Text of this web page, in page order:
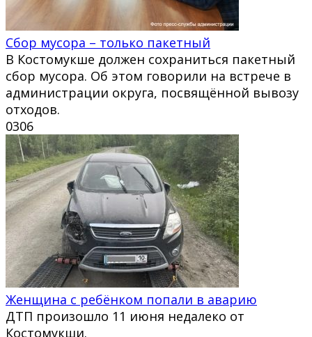
Сбор мусора – только пакетный
В Костомукше должен сохраниться пакетный
сбор мусора. Об этом говорили на встрече в
администрации округа, посвящённой вывозу
отходов.
0306
Женщина с ребёнком попали в аварию
ДТП произошло 11 июня недалеко от
Костомукши.